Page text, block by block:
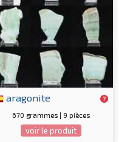
aragonite
670 grammes | 9 pièces
voir le produit